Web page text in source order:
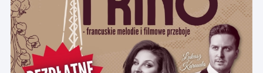
Zajęcia stałe
Kontakt
O nas